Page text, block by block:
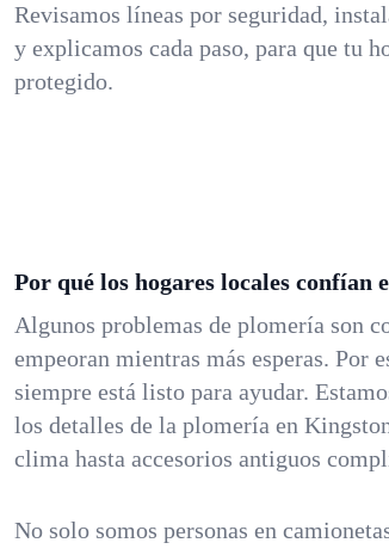
Revisamos líneas por seguridad,
y explicamos cada paso, para que tu
protegido.
Por qué los hogares locales
Algunos problemas de plomería son
empeoran mientras más esperas. Por
siempre está listo para ayudar.
los detalles de la plomería en
clima hasta accesorios antiguos
No solo somos personas en